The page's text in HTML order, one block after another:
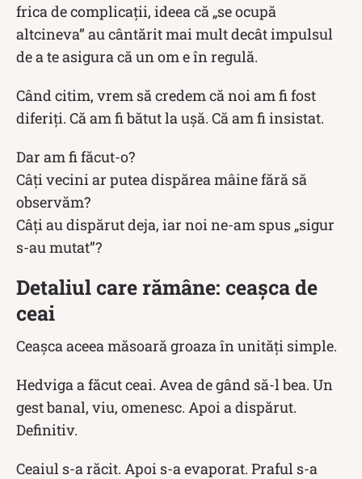
frica de complicații, ideea că „se ocupă
altcineva” au cântărit mai mult decât impulsul
de a te asigura că un om e în regulă.
Când citim, vrem să credem că noi am fi fost
diferiți. Că am fi bătut la ușă. Că am fi insistat.
Dar am fi făcut-o?
Câți vecini ar putea dispărea mâine fără să
observăm?
Câți au dispărut deja, iar noi ne-am spus „sigur
s-au mutat”?
Detaliul care rămâne: ceașca de
ceai
Ceașca aceea măsoară groaza în unități simple.
Hedviga a făcut ceai. Avea de gând să-l bea. Un
gest banal, viu, omenesc. Apoi a dispărut.
Definitiv.
Ceaiul s-a răcit. Apoi s-a evaporat. Praful s-a